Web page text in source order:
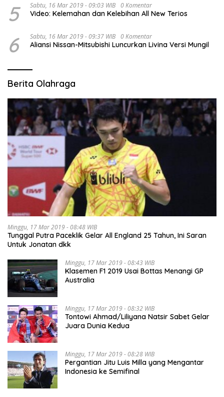
5 Sabtu, 16 Mar 2019 - 09:03 WIB 0 Komentar
Video: Kelemahan dan Kelebihan All New Terios
6 Sabtu, 16 Mar 2019 - 09:37 WIB 0 Komentar
Aliansi Nissan-Mitsubishi Luncurkan Livina Versi Mungil
Berita Olahraga
Minggu, 17 Mar 2019 - 08:48 WIB
Tunggal Putra Paceklik Gelar All England 25 Tahun, Ini Saran
Untuk Jonatan dkk
Minggu, 17 Mar 2019 - 08:43 WIB
Klasemen F1 2019 Usai Bottas Menangi GP
Australia
Minggu, 17 Mar 2019 - 08:32 WIB
Tontowi Ahmad/Liliyana Natsir Sabet Gelar
Juara Dunia Kedua
Minggu, 17 Mar 2019 - 08:28 WIB
Pergantian Jitu Luis Milla yang Mengantar
Indonesia ke Semifinal